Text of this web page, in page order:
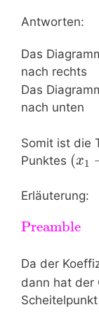
Antworten:
Das
nach rechts
Das
nach unten
Somit ist die
Punktes (x1
Erläuterung:
Preamble
Da der
dann hat der